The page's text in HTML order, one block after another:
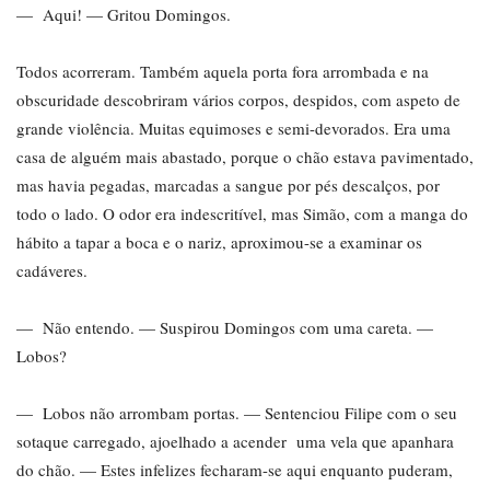
— Aqui! — Gritou Domingos.
Todos acorreram. Também aquela porta fora arrombada e na
obscuridade descobriram vários corpos, despidos, com aspeto de
grande violência. Muitas equimoses e semi-devorados. Era uma
casa de alguém mais abastado, porque o chão estava pavimentado,
mas havia pegadas, marcadas a sangue por pés descalços, por
todo o lado. O odor era indescritível, mas Simão, com a manga do
hábito a tapar a boca e o nariz, aproximou-se a examinar os
cadáveres.
— Não entendo. — Suspirou Domingos com uma careta. —
Lobos?
— Lobos não arrombam portas. — Sentenciou Filipe com o seu
sotaque carregado, ajoelhado a acender uma vela que apanhara
do chão. — Estes infelizes fecharam-se aqui enquanto puderam,